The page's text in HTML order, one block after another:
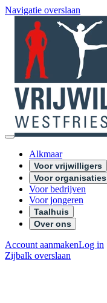
Navigatie overslaan
Alkmaar
Voor vrijwilligers
Voor organisaties
Voor bedrijven
Voor jongeren
Taalhuis
Over ons
Account aanmakenLog in
Zijbalk overslaan